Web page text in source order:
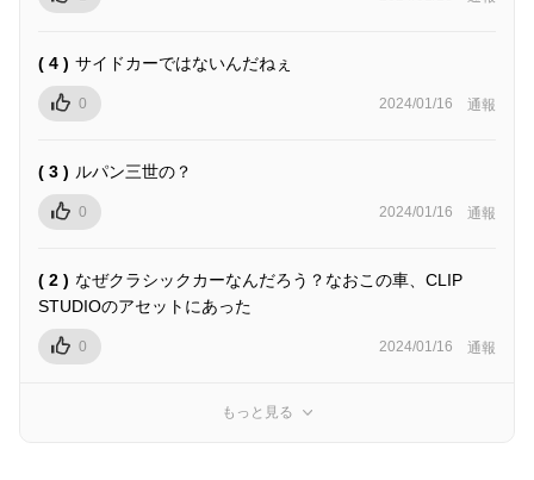
( 4 ) サイドカーではないんだねぇ
0 2024/01/16 通報
( 3 ) ルパン三世の？
0 2024/01/16 通報
( 2 ) なぜクラシックカーなんだろう？なおこの車、CLIP
STUDIOのアセットにあった
0 2024/01/16 通報
もっと見る